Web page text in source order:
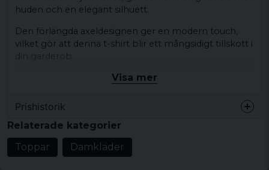
huden och en elegant silhuett.
Den förlängda axeldesignen ger en modern touch,
vilket gör att denna t-shirt blir ett mångsidigt tillskott i
din garderob.
Material: 100 % bomull
Färger: svart
Visa mer
Prishistorik
Relaterade kategorier
Toppar
Damkläder